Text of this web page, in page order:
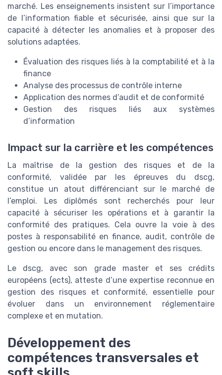
marché. Les enseignements insistent sur l’importance
de l’information fiable et sécurisée, ainsi que sur la
capacité à détecter les anomalies et à proposer des
solutions adaptées.
Évaluation des risques liés à la comptabilité et à la
finance
Analyse des processus de contrôle interne
Application des normes d’audit et de conformité
Gestion des risques liés aux systèmes
d’information
Impact sur la carrière et les compétences
La maîtrise de la gestion des risques et de la
conformité, validée par les épreuves du dscg,
constitue un atout différenciant sur le marché de
l’emploi. Les diplômés sont recherchés pour leur
capacité à sécuriser les opérations et à garantir la
conformité des pratiques. Cela ouvre la voie à des
postes à responsabilité en finance, audit, contrôle de
gestion ou encore dans le management des risques.
Le dscg, avec son grade master et ses crédits
européens (ects), atteste d’une expertise reconnue en
gestion des risques et conformité, essentielle pour
évoluer dans un environnement réglementaire
complexe et en mutation.
Développement des
compétences transversales et